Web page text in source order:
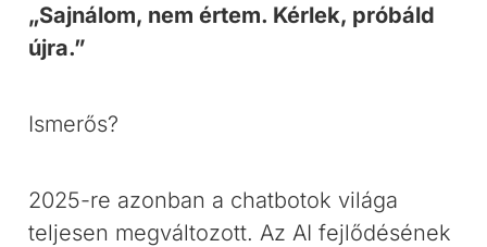
„Sajnálom, nem értem. Kérlek, próbáld
újra.”
Ismerős?
2025-re azonban a chatbotok világa
teljesen megváltozott. Az AI fejlődésének